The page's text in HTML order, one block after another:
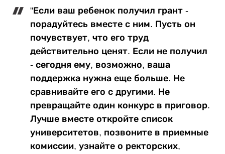
"Если ваш ребенок получил грант -
порадуйтесь вместе с ним. Пусть он
почувствует, что его труд
действительно ценят. Если не получил
- сегодня ему, возможно, ваша
поддержка нужна еще больше. Не
сравнивайте его с другими. Не
превращайте один конкурс в приговор.
Лучше вместе откройте список
университетов, позвоните в приемные
комиссии, узнайте о ректорских,